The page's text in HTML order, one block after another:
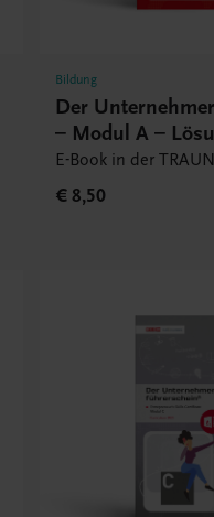
Bildung
Der
– Modul A –
Book
E-Book in der
€ 8,50